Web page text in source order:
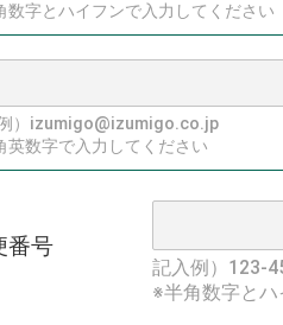
数字とハイフンで入力してください
）izumigo@izumigo.co.jp
英数字で入力してください
番号
記入例）123-
※半角数字と